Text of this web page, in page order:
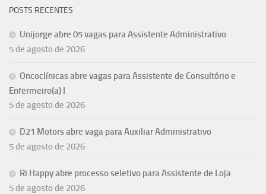
POSTS RECENTES
Unijorge abre 05 vagas para Assistente Administrativo
5 de agosto de 2026
Oncoclínicas abre vagas para Assistente de Consultório e
Enfermeiro(a) I
5 de agosto de 2026
D21 Motors abre vaga para Auxiliar Administrativo
5 de agosto de 2026
Ri Happy abre processo seletivo para Assistente de Loja
5 de agosto de 2026